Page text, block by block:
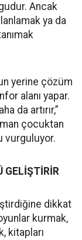
Ancak
ya da
yerine çözüm
alanı yapar.
da artırır,”
çocuktan
vurguluyor.
GELİŞTİRİR
dikkat
kurmak,
kitapları